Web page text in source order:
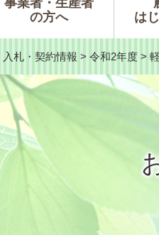
事業者・生産者
の方へ
は
入札・契約情報 > 令和2年度 >